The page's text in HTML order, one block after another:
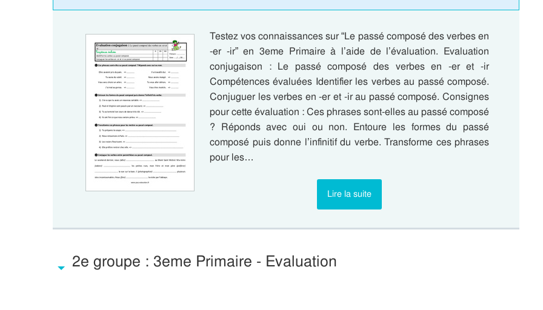
Testez vos connaissances sur “Le passé composé des verbes en
-er -ir” en 3eme Primaire à l’aide de l’évaluation. Evaluation
conjugaison : Le passé composé des verbes en -er et -ir
Compétences évaluées Identifier les verbes au passé composé.
Conjuguer les verbes en -er et -ir au passé composé. Consignes
pour cette évaluation : Ces phrases sont-elles au passé composé
? Réponds avec oui ou non. Entoure les formes du passé
composé puis donne l’infinitif du verbe. Transforme ces phrases
pour les…
Lire la suite
2e groupe : 3eme Primaire - Evaluation